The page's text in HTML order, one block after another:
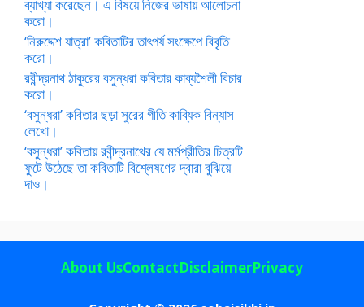
ব্যাখ্যা করেছেন। এ বিষয়ে নিজের ভাষায় আলোচনা
করো।
‘নিরুদ্দেশ যাত্রা’ কবিতাটির তাৎপর্য সংক্ষেপে বিবৃতি
করো।
রবীন্দ্রনাথ ঠাকুরের বসুন্ধরা কবিতার কাব্যশৈলী বিচার
করো।
‘বসুন্ধরা’ কবিতার ছড়া সুরের গীতি কাব্যিক বিন্যাস
লেখো।
‘বসুন্ধরা’ কবিতায় রবীন্দ্রনাথের যে মর্মপ্রীতির চিত্রটি
ফুটে উঠেছে তা কবিতাটি বিশ্লেষণের দ্বারা বুঝিয়ে
দাও।
About UsContactDisclaimerPrivacy